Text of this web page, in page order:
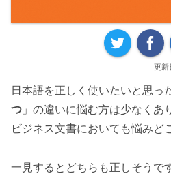
日本語を正しく使いたいと思っ
つ 」の違いに悩む方は少なくあ
ビジネス文書においても悩みど
一見するとどちらも正しそうで